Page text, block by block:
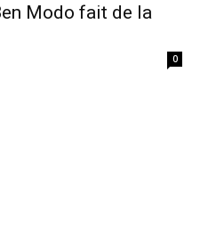
Modo fait de la
0